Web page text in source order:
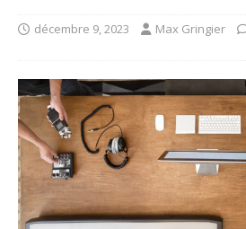
décembre 9, 2023 Max Gringier